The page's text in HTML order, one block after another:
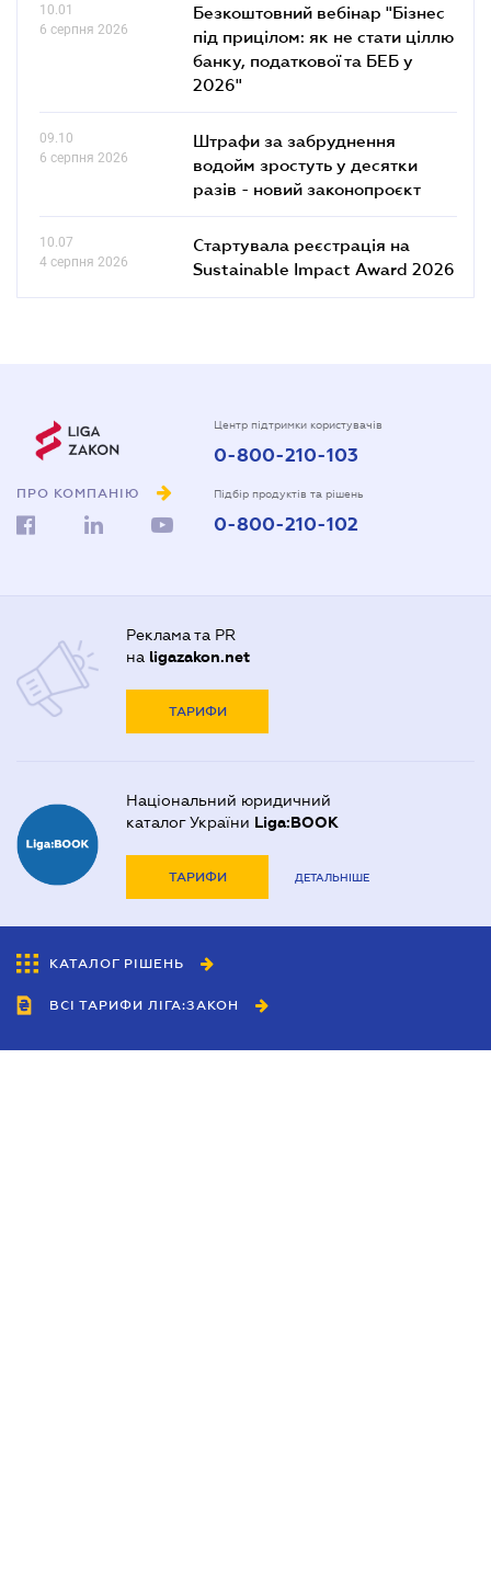
10.01
6 серпня 2026
Безкоштовний вебінар "Бізнес
під прицілом: як не стати ціллю
банку, податкової та БЕБ у
2026"
09.10
6 серпня 2026
Штрафи за забруднення
водойм зростуть у десятки
разів - новий законопроєкт
10.07
4 серпня 2026
Стартувала реєстрація на
Sustainable Impact Award 2026
ПРО КОМПАНІЮ
Центр підтримки користувачів
0-800-210-103
Підбір продуктів та рішень
0-800-210-102
Реклама та PR
на ligazakon.net
ТАРИФИ
Національний юридичний
каталог України Liga:BOOK
ТАРИФИ ДЕТАЛЬНІШЕ
КАТАЛОГ РІШЕНЬ
ВСІ ТАРИФИ ЛІГА:ЗАКОН